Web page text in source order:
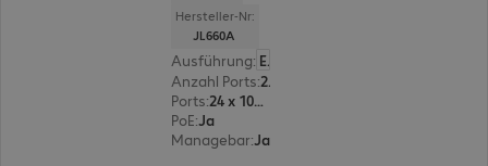
Hersteller-Nr:
JL660A
Ausführung: Europäisch
Anzahl Ports: 24
Ports:
24 x 1000/2,5G/5G RJ45
PoE:Ja
Managebar:Ja